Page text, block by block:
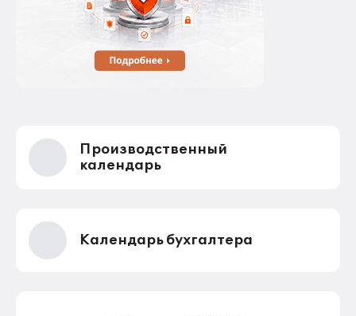
Производственный
календарь
Календарь бухгалтера